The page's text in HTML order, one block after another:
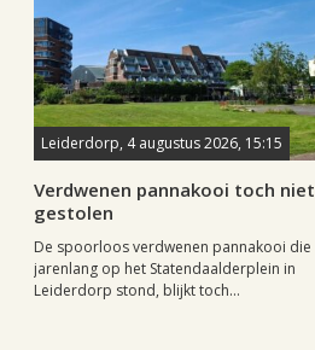
Leiderdorp, 4 augustus 2026, 15:15
Verdwenen pannakooi toch niet
gestolen
De spoorloos verdwenen pannakooi die
jarenlang op het Statendaalderplein in
Leiderdorp stond, blijkt toch...